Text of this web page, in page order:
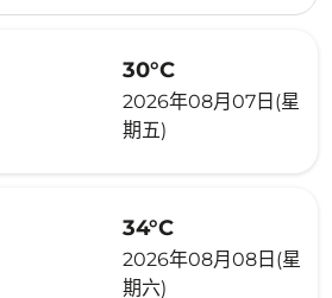
30°C
2026年08月07日(星
期五)
34°C
2026年08月08日(星
期六)